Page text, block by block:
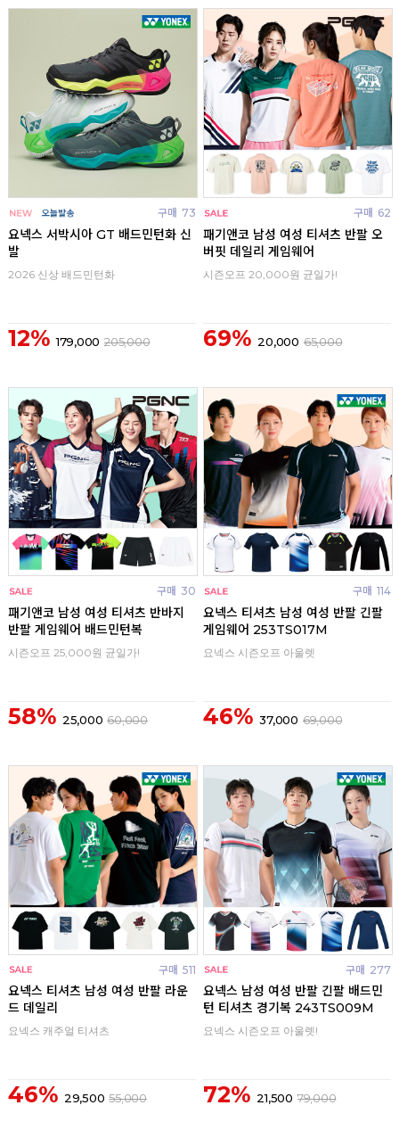
구매 73
요넥스 서박시아 GT 배드민턴화 신
발
2026 신상 배드민턴화
12% 179,000 205,000
구매 62
패기앤코 남성 여성 티셔츠 반팔 오
버핏 데일리 게임웨어
시즌오프 20,000원 균일가!
69% 20,000 65,000
구매 30
패기앤코 남성 여성 티셔츠 반바지
반팔 게임웨어 배드민턴복
시즌오프 25,000원 균일가!
58% 25,000 60,000
구매 114
요넥스 티셔츠 남성 여성 반팔 긴팔
게임웨어 253TS017M
요넥스 시즌오프 아울렛
46% 37,000 69,000
구매 511
요넥스 티셔츠 남성 여성 반팔 라운
드 데일리
요넥스 캐주얼 티셔츠
46% 29,500 55,000
구매 277
요넥스 남성 여성 반팔 긴팔 배드민
턴 티셔츠 경기복 243TS009M
요넥스 시즌오프 아울렛!
72% 21,500 79,000